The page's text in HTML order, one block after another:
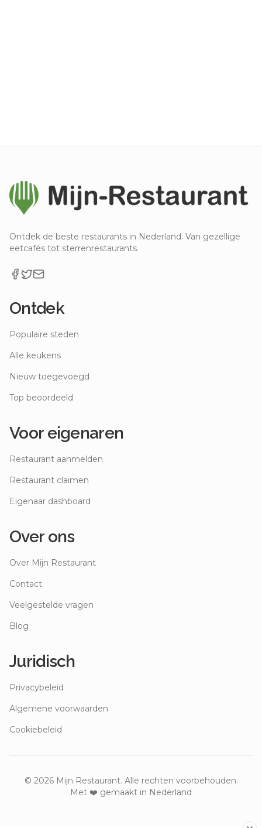
Ontdek de beste restaurants in Nederland. Van gezellige
eetcafés tot sterrenrestaurants.
Ontdek
Populaire steden
Alle keukens
Nieuw toegevoegd
Top beoordeeld
Voor eigenaren
Restaurant aanmelden
Restaurant claimen
Eigenaar dashboard
Over ons
Over Mijn Restaurant
Contact
Veelgestelde vragen
Blog
Juridisch
Privacybeleid
Algemene voorwaarden
Cookiebeleid
© 2026Mijn Restaurant. Alle rechten voorbehouden.
Met ❤️ gemaakt in Nederland